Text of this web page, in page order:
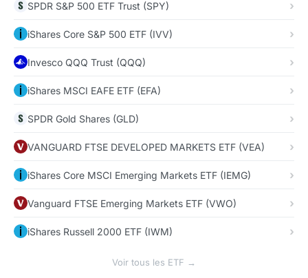
SPDR S&P 500 ETF Trust (SPY)
iShares Core S&P 500 ETF (IVV)
Invesco QQQ Trust (QQQ)
iShares MSCI EAFE ETF (EFA)
SPDR Gold Shares (GLD)
VANGUARD FTSE DEVELOPED MARKETS ETF (VEA)
iShares Core MSCI Emerging Markets ETF (IEMG)
Vanguard FTSE Emerging Markets ETF (VWO)
iShares Russell 2000 ETF (IWM)
Voir tous les ETF →